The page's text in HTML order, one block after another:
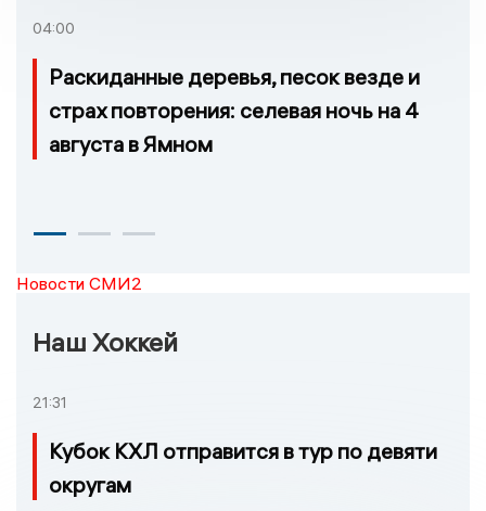
04:00
Раскиданные деревья, песок везде и
страх повторения: селевая ночь на 4
августа в Ямном
Новости СМИ2
Наш Хоккей
21:31
Кубок КХЛ отправится в тур по девяти
округам